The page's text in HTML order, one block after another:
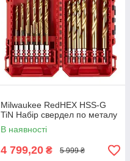
Milwaukee RedHEX HSS-G
TiN Набір свердел по металу
В наявності
4 799,20 ₴ 5 999 ₴